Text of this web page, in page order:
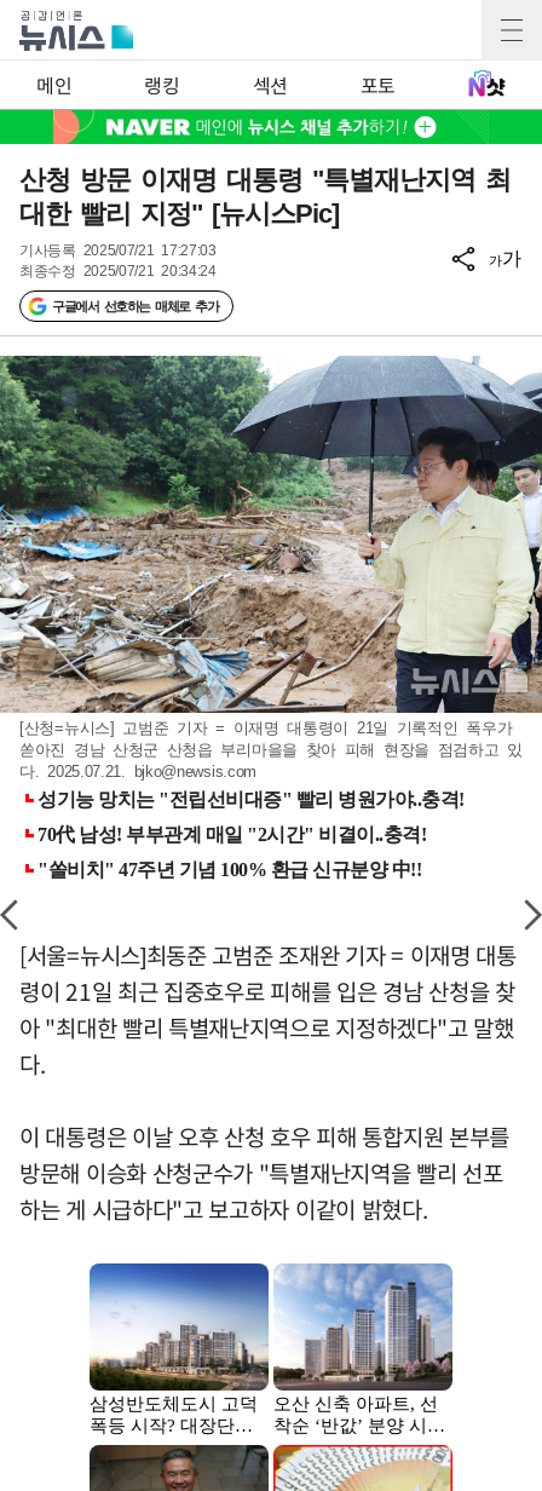
메인 랭킹 섹션 포토
산청 방문 이재명 대통령 "특별재난지역 최
대한 빨리 지정" [뉴시스Pic]
기사등록 2025/07/21 17:27:03
최종수정 2025/07/21 20:34:24
구글에서 선호하는 매체로 추가
가가
[산청=뉴시스] 고범준 기자 = 이재명 대통령이 21일 기록적인 폭우가
쏟아진 경남 산청군 산청읍 부리마을을 찾아 피해 현장을 점검하고 있
다. 2025.07.21.
bjko@newsis.com
[서울=뉴시스]최동준 고범준 조재완 기자 = 이재명 대통
령이 21일 최근 집중호우로 피해를 입은 경남 산청을 찾
아 "최대한 빨리 특별재난지역으로 지정하겠다"고 말했
다.
이 대통령은 이날 오후 산청 호우 피해 통합지원 본부를
방문해 이승화 산청군수가 "특별재난지역을 빨리 선포
하는 게 시급하다"고 보고하자 이같이 밝혔다.